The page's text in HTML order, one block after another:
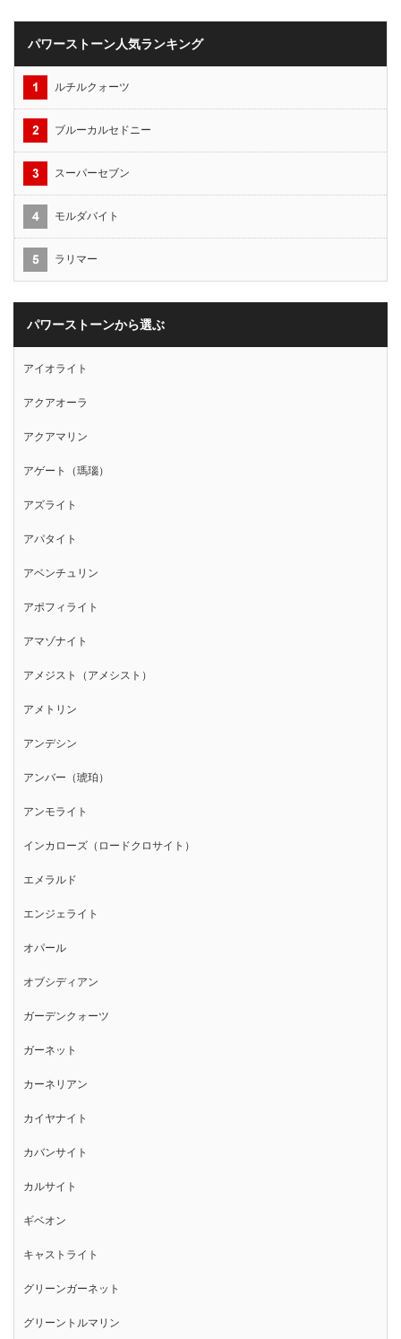
パワーストーン人気ランキング
ルチルクォーツ
ブルーカルセドニー
スーパーセブン
モルダバイト
ラリマー
パワーストーンから選ぶ
アイオライト
アクアオーラ
アクアマリン
アゲート（瑪瑙）
アズライト
アパタイト
アベンチュリン
アポフィライト
アマゾナイト
アメジスト（アメシスト）
アメトリン
アンデシン
アンバー（琥珀）
アンモライト
インカローズ（ロードクロサイト）
エメラルド
エンジェライト
オパール
オブシディアン
ガーデンクォーツ
ガーネット
カーネリアン
カイヤナイト
カバンサイト
カルサイト
ギベオン
キャストライト
グリーンガーネット
グリーントルマリン